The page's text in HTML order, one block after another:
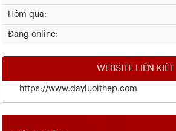
Hôm qua:
Đang online:
WEBSITE LIÊN KIẾT
https://www.dayluoithep.com